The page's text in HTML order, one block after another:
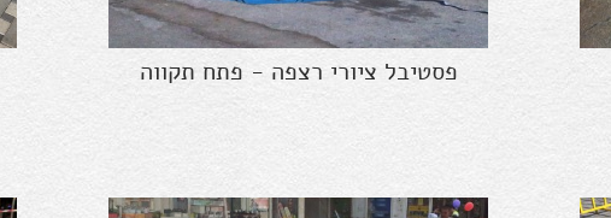
פסטיבל ציורי רצפה - פתח תקווה